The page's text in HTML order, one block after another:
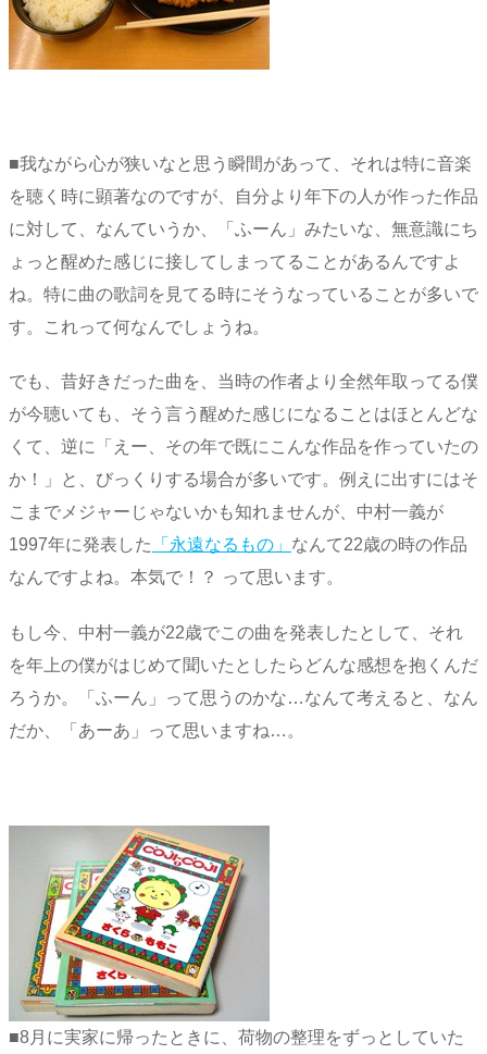
■我ながら心が狭いなと思う瞬間があって、それは特に音楽
を聴く時に顕著なのですが、自分より年下の人が作った作品
に対して、なんていうか、「ふーん」みたいな、無意識にち
ょっと醒めた感じに接してしまってることがあるんですよ
ね。特に曲の歌詞を見てる時にそうなっていることが多いで
す。これって何なんでしょうね。
でも、昔好きだった曲を、当時の作者より全然年取ってる僕
が今聴いても、そう言う醒めた感じになることはほとんどな
くて、逆に「えー、その年で既にこんな作品を作っていたの
か！」と、びっくりする場合が多いです。例えに出すにはそ
こまでメジャーじゃないかも知れませんが、中村一義が
1997年に発表した
「永遠なるもの」 なんて22歳の時の作品
なんですよね。本気で！？ って思います。
もし今、中村一義が22歳でこの曲を発表したとして、それ
を年上の僕がはじめて聞いたとしたらどんな感想を抱くんだ
ろうか。「ふーん」って思うのかな…なんて考えると、なん
だか、「あーあ」って思いますね…。
■8月に実家に帰ったときに、荷物の整理をずっとしていた